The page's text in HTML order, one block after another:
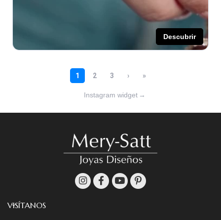
Instagram widget →
VISÍTANOS